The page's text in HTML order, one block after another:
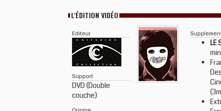
L'ÉDITION VIDÉO
Editeur
Support
DVD (Double
couche)
LE